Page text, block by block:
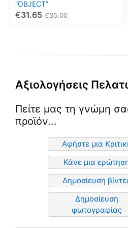
“OBJECT”
35.00
€
31.65
€
επιλεγούν
στη
Αξιολογήσεις
Πείτε μας τη γνώμη
προϊόν...
Αφήστε μια
Κάνε μια
Δημοσίευση
Δημοσίευση
φωτογραφίας